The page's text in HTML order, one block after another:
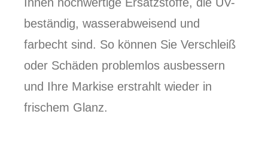
beständig, wasserabweisend und
farbecht sind. So können Sie Verschleiß
oder Schäden problemlos ausbessern
und Ihre Markise erstrahlt wieder in
frischem Glanz.